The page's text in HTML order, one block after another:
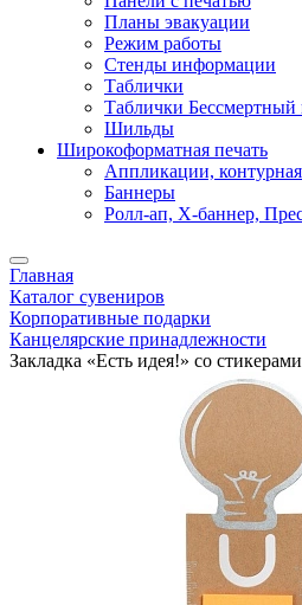
Планы эвакуации
Режим работы
Стенды информации
Таблички
Таблички Бессмертный
Шильды
Широкоформатная печать
Аппликации, контурная
Баннеры
Ролл-ап, X-баннер,
Главная
Каталог сувениров
Корпоративные подарки
Канцелярские принадлежности
Закладка «Есть идея!» со стикерами